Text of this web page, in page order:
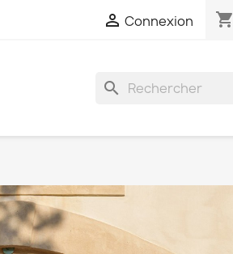
 Connexion shopping_cart
search